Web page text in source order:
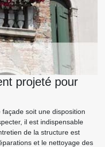
projeté pour
soit une disposition
il est indispensable
de la structure est
et le nettoyage des